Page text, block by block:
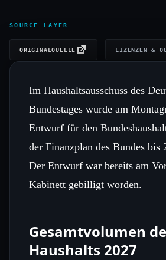
SOURCE LAYER
ORIGINALQUELLE LIZENZEN &
Im Haushaltsausschuss des
Bundestages wurde am
Entwurf für den
der Finanzplan des Bundes bis
Der Entwurf war bereits am
Kabinett gebilligt worden.
Gesamtvolumen
Haushalts 2027